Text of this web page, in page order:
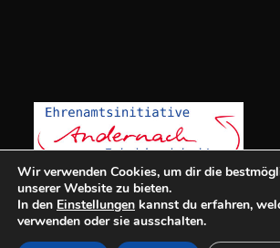
Wir verwenden Cookies, um dir die
unserer Website zu bieten.
In den Einstellungen kannst du erfahren,
verwenden oder sie ausschalten.